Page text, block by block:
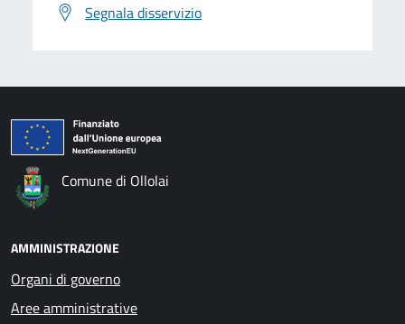
Segnala disservizio
Comune di Ollolai
AMMINISTRAZIONE
Organi di governo
Aree amministrative